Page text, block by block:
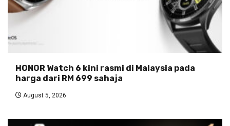
HONOR Watch 6 kini rasmi di Malaysia pada
harga dari RM 699 sahaja
August 5, 2026